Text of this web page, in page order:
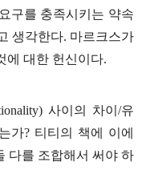
구를 충족시키는 약속
생각한다. 마르크스가
에 대한 헌신이다.
사이의 차이/유
가? 티티의 책에 이에
다를 조합해서 써야 하